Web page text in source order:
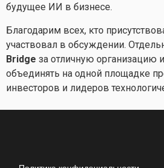
будущее ИИ в бизнесе.
Благодарим всех, кто
участвовал в обсуждении.
Bridge за отличную организацию
объединять на одной площадке
инвесторов и лидеров